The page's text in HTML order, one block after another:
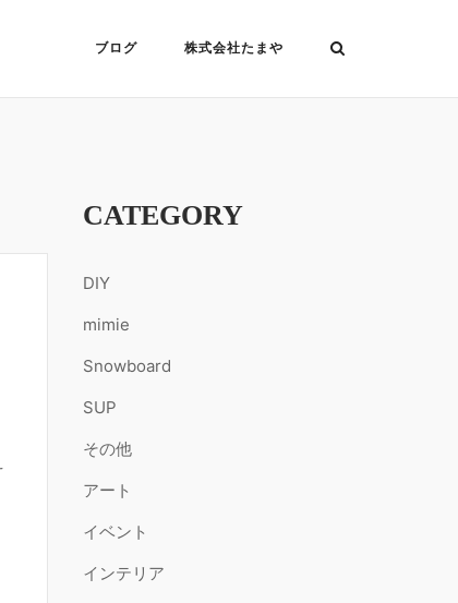
ブログ 株式会社たまや
CATEGORY
DIY
mimie
Snowboard
SUP
その他
アート
イベント
インテリア